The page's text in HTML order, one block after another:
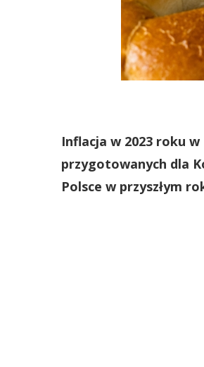
Inflacja w 2023 roku
przygotowanych dla
Polsce w przyszłym